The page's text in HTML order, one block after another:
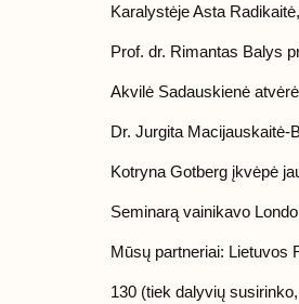
Karalystėje Asta
Prof. dr. Rimantas Balys
Akvilė Sadauskienė
Dr. Jurgita Macijauskaitė-
Kotryna Gotberg įkvėpė
Seminarą vainikavo
Mūsų partneriai: Lietuvos
130 (tiek dalyvių